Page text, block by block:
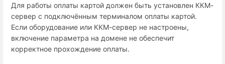
Для работы оплаты картой должен быть установлен ККМ-
сервер с подключённым терминалом оплаты картой.
Если оборудование или ККМ-сервер не настроены,
включение параметра на домене не обеспечит
корректное прохождение оплаты.